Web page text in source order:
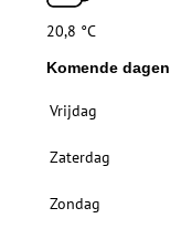
20,8 °C
Komende dagen
Vrijdag
Zaterdag
Zondag